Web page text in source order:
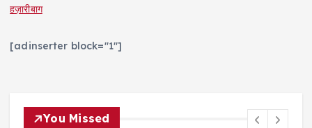
हज़ारीबाग
[adinserter block="1"]
You Missed